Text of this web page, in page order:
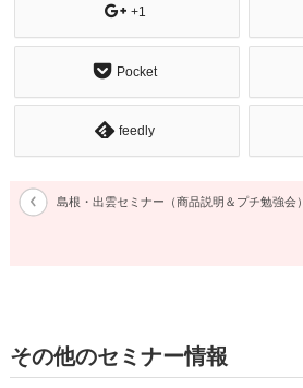
+1
Pocket
feedly
島根・出雲セミナー（商品説明＆プチ勉強会）
その他のセミナー情報